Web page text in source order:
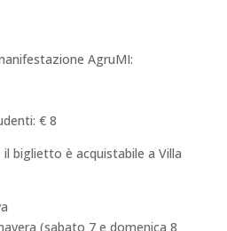
AgruMI:
€ 8
il biglietto è acquistabile a Villa
(sabato 7 e domenica 8